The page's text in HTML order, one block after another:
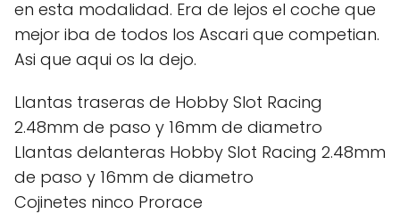
en esta modalidad. Era de lejos el coche que
mejor iba de todos los Ascari que competian.
Asi que aqui os la dejo.
Llantas traseras de Hobby Slot Racing
2.48mm de paso y 16mm de diametro
Llantas delanteras Hobby Slot Racing 2.48mm
de paso y 16mm de diametro
Cojinetes ninco Prorace